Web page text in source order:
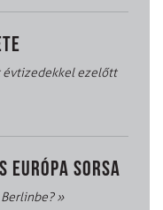
évtizedekkel ezelőtt
EURÓPA SORSA
Berlinbe?»